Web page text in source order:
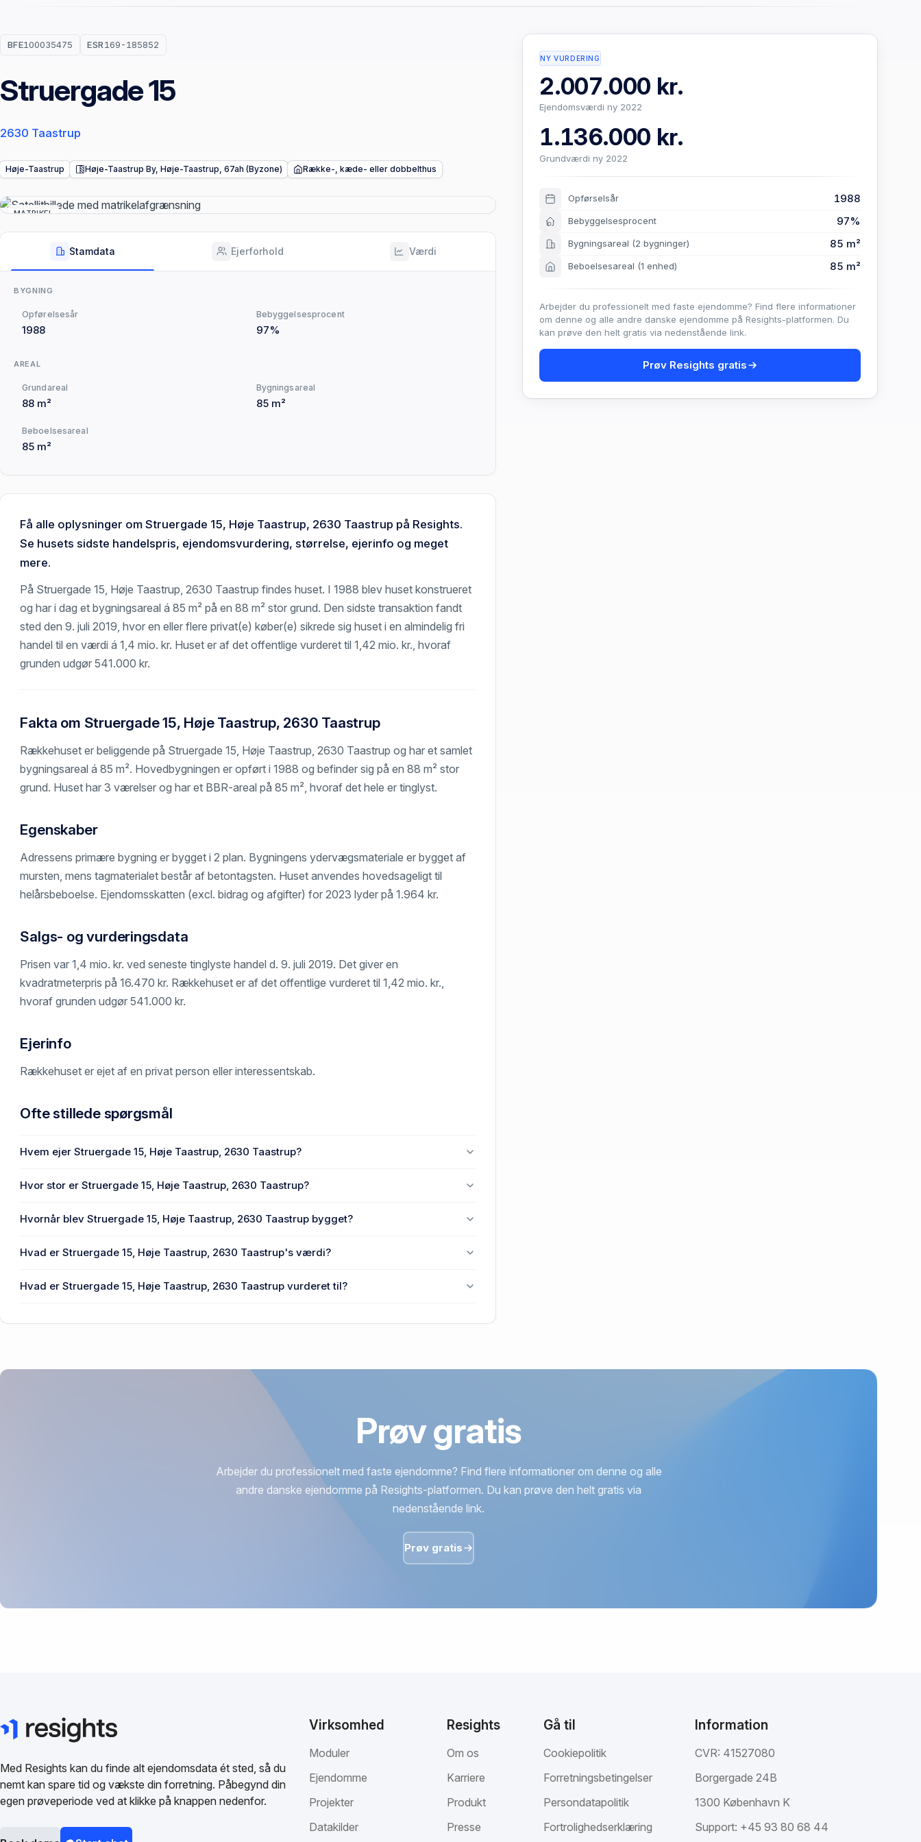
BFE100035475 ESR169-185852
Struergade 15
2630 Taastrup
Høje-Taastrup Høje-Taastrup By, Høje-Taastrup, 67ah (Byzone) Række-, kæde- eller dobbelthus
MATRIKEL
Stamdata Ejerforhold Værdi
BYGNING
Opførelsesår
1988
Bebyggelsesprocent
97%
AREAL
Grundareal
88 m²
Bygningsareal
85 m²
Beboelsesareal
85 m²
Få alle oplysninger om Struergade 15, Høje Taastrup, 2630 Taastrup på Resights.
Se husets sidste handelspris, ejendomsvurdering, størrelse, ejerinfo og meget
mere.
På Struergade 15, Høje Taastrup, 2630 Taastrup findes huset. I 1988 blev huset konstrueret
og har i dag et bygningsareal á 85 m² på en 88 m² stor grund. Den sidste transaktion fandt
sted den 9. juli 2019, hvor en eller flere privat(e) køber(e) sikrede sig huset i en almindelig fri
handel til en værdi á 1,4 mio. kr. Huset er af det offentlige vurderet til 1,42 mio. kr., hvoraf
grunden udgør 541.000 kr.
Fakta om Struergade 15, Høje Taastrup, 2630 Taastrup
Rækkehuset er beliggende på Struergade 15, Høje Taastrup, 2630 Taastrup og har et samlet
bygningsareal á 85 m². Hovedbygningen er opført i 1988 og befinder sig på en 88 m² stor
grund. Huset har 3 værelser og har et BBR-areal på 85 m², hvoraf det hele er tinglyst.
Egenskaber
Adressens primære bygning er bygget i 2 plan. Bygningens ydervægsmateriale er bygget af
mursten, mens tagmaterialet består af betontagsten. Huset anvendes hovedsageligt til
helårsbeboelse. Ejendomsskatten (excl. bidrag og afgifter) for 2023 lyder på 1.964 kr.
Salgs- og vurderingsdata
Prisen var 1,4 mio. kr. ved seneste tinglyste handel d. 9. juli 2019. Det giver en
kvadratmeterpris på 16.470 kr. Rækkehuset er af det offentlige vurderet til 1,42 mio. kr.,
hvoraf grunden udgør 541.000 kr.
Ejerinfo
Rækkehuset er ejet af en privat person eller interessentskab.
Ofte stillede spørgsmål
Hvem ejer Struergade 15, Høje Taastrup, 2630 Taastrup?
Hvor stor er Struergade 15, Høje Taastrup, 2630 Taastrup?
Hvornår blev Struergade 15, Høje Taastrup, 2630 Taastrup bygget?
Hvad er Struergade 15, Høje Taastrup, 2630 Taastrup's værdi?
Hvad er Struergade 15, Høje Taastrup, 2630 Taastrup vurderet til?
NY VURDERING
2.007.000 kr.
Ejendomsværdi ny 2022
1.136.000 kr.
Grundværdi ny 2022
Opførselsår 1988
Bebyggelsesprocent 97%
Bygningsareal (2 bygninger) 85 m²
Beboelsesareal (1 enhed) 85 m²
Arbejder du professionelt med faste ejendomme? Find flere informationer
om denne og alle andre danske ejendomme på Resights-platformen. Du
kan prøve den helt gratis via nedenstående link.
Prøv Resights gratis
Prøv gratis
Arbejder du professionelt med faste ejendomme? Find flere informationer om denne og alle
andre danske ejendomme på Resights-platformen. Du kan prøve den helt gratis via
nedenstående link.
Prøv gratis
Med Resights kan du finde alt ejendomsdata ét sted, så du
nemt kan spare tid og vækste din forretning. Påbegynd din
egen prøveperiode ved at klikke på knappen nedenfor.
Virksomhed
Moduler
Ejendomme
Projekter
Datakilder
Resights
Om os
Karriere
Produkt
Presse
Gå til
Cookiepolitik
Forretningsbetingelser
Persondatapolitik
Fortrolighedserklæring
Information
CVR: 41527080
Borgergade 24B
1300 København K
Support: +45 93 80 68 44